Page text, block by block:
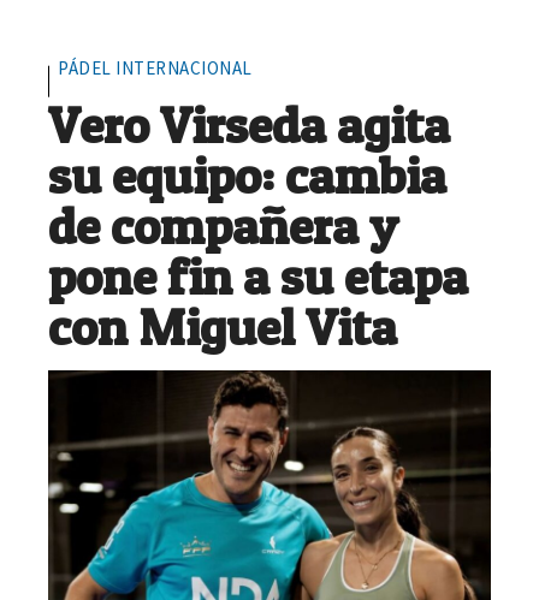
PÁDEL INTERNACIONAL
Vero Virseda agita
su equipo: cambia
de compañera y
pone fin a su etapa
con Miguel Vita